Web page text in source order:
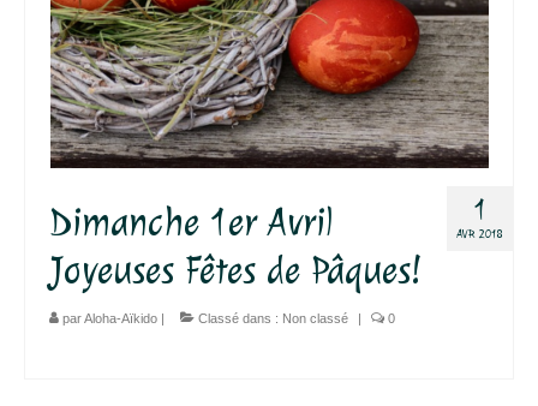
1
AVR 2018
Dimanche 1er Avril
Joyeuses Fêtes de Pâques!
parAloha-Aïkido Classé dans : Non classé 0